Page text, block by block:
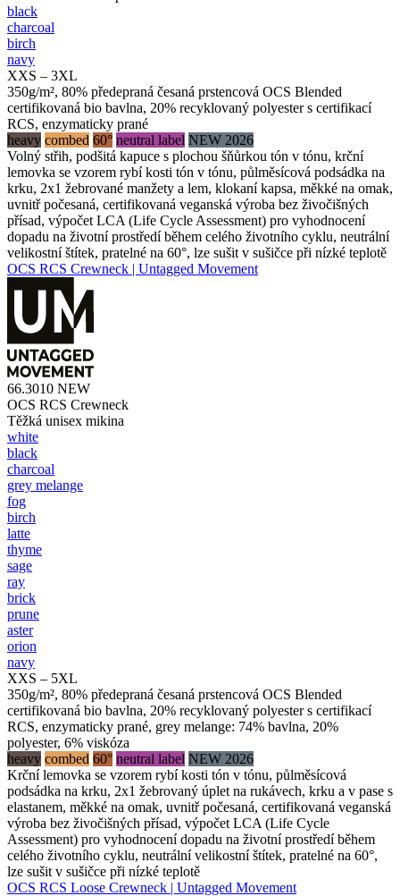
black
charcoal
birch
navy
XXS – 3XL
350g/m², 80% předepraná česaná prstencová OCS Blended
certifikovaná bio bavlna, 20% recyklovaný polyester s certifikací
RCS, enzymaticky prané
heavy combed 60° neutral label NEW 2026
Volný střih, podšitá kapuce s plochou šňůrkou tón v tónu, krční
lemovka se vzorem rybí kosti tón v tónu, půlměsícová podsádka na
krku, 2x1 žebrované manžety a lem, klokaní kapsa, měkké na omak,
uvnitř počesaná, certifikovaná veganská výroba bez živočišných
přísad, výpočet LCA (Life Cycle Assessment) pro vyhodnocení
dopadu na životní prostředí během celého životního cyklu, neutrální
velikostní štítek, pratelné na 60°, lze sušit v sušičce při nízké teplotě
OCS RCS Crewneck | Untagged Movement
66.3010 NEW
OCS RCS Crewneck
Těžká unisex mikina
white
black
charcoal
grey melange
fog
birch
latte
thyme
sage
ray
brick
prune
aster
orion
navy
XXS – 5XL
350g/m², 80% předepraná česaná prstencová OCS Blended
certifikovaná bio bavlna, 20% recyklovaný polyester s certifikací
RCS, enzymaticky prané, grey melange: 74% bavlna, 20%
polyester, 6% viskóza
heavy combed 60° neutral label NEW 2026
Krční lemovka se vzorem rybí kosti tón v tónu, půlměsícová
podsádka na krku, 2x1 žebrovaný úplet na rukávech, krku a v pase s
elastanem, měkké na omak, uvnitř počesaná, certifikovaná veganská
výroba bez živočišných přísad, výpočet LCA (Life Cycle
Assessment) pro vyhodnocení dopadu na životní prostředí během
celého životního cyklu, neutrální velikostní štítek, pratelné na 60°,
lze sušit v sušičce při nízké teplotě
OCS RCS Loose Crewneck | Untagged Movement